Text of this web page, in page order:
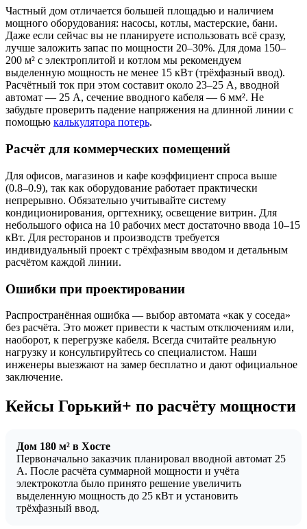
Частный дом отличается большей площадью и наличием
мощного оборудования: насосы, котлы, мастерские, бани.
Даже если сейчас вы не планируете использовать всё сразу,
лучше заложить запас по мощности 20–30%. Для дома 150–
200 м² с электроплитой и котлом мы рекомендуем
выделенную мощность не менее 15 кВт (трёхфазный ввод).
Расчётный ток при этом составит около 23–25 А, вводной
автомат — 25 А, сечение вводного кабеля — 6 мм². Не
забудьте проверить падение напряжения на длинной линии с
помощью калькулятора потерь.
Расчёт для коммерческих помещений
Для офисов, магазинов и кафе коэффициент спроса выше
(0.8–0.9), так как оборудование работает практически
непрерывно. Обязательно учитывайте систему
кондиционирования, оргтехнику, освещение витрин. Для
небольшого офиса на 10 рабочих мест достаточно ввода 10–15
кВт. Для ресторанов и производств требуется
индивидуальный проект с трёхфазным вводом и детальным
расчётом каждой линии.
Ошибки при проектировании
Распространённая ошибка — выбор автомата «как у соседа»
без расчёта. Это может привести к частым отключениям или,
наоборот, к перегрузке кабеля. Всегда считайте реальную
нагрузку и консультируйтесь со специалистом. Наши
инженеры выезжают на замер бесплатно и дают официальное
заключение.
Кейсы Горький+ по расчёту мощности
Дом 180 м² в Хосте
Первоначально заказчик планировал вводной автомат 25
А. После расчёта суммарной мощности и учёта
электрокотла было принято решение увеличить
выделенную мощность до 25 кВт и установить
трёхфазный ввод.